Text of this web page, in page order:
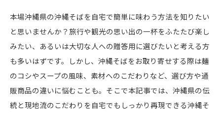
本場沖縄県の沖縄そばを自宅で簡単に味わう方法を知りたい
と思いませんか？旅行や観光の思い出の一杯をふたたび楽し
みたい、あるいは大切な人への贈答用に選びたいと考える方
も多いはずです。しかし、沖縄そばをお取り寄せする際は麺
のコシやスープの風味、素材へのこだわりなど、選び方や通
販商品の違いに悩むことも。そこで本記事では、沖縄県の伝
統と現地流のこだわりを自宅でもしっかり再現できる沖縄そ